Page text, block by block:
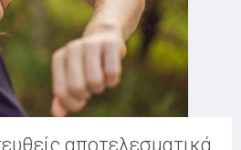
αποτελεσματικά